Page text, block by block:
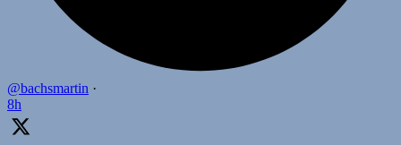
@bachsmartin ·
8h